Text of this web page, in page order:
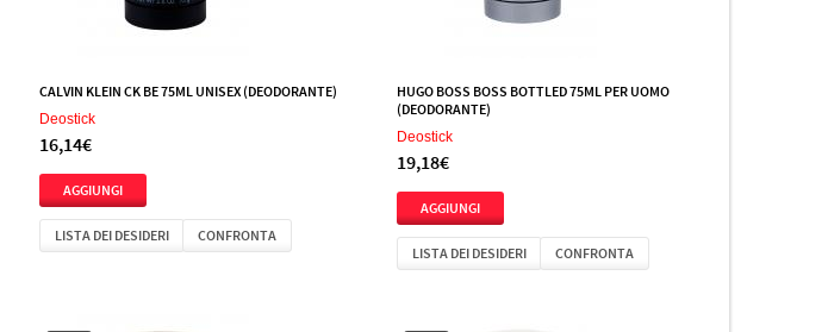
CALVIN KLEIN CK BE 75ML UNISEX (DEODORANTE)
Deostick
16,14€
LISTA DEI DESIDERI CONFRONTA
HUGO BOSS BOSS BOTTLED 75ML PER UOMO
(DEODORANTE)
Deostick
19,18€
LISTA DEI DESIDERI CONFRONTA